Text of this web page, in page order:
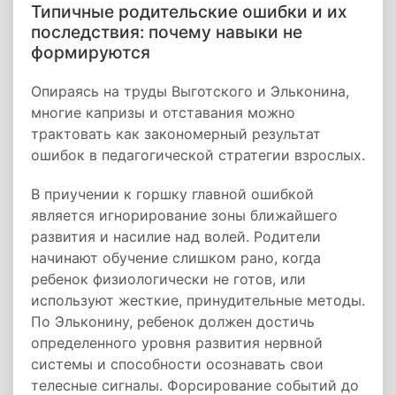
Типичные родительские ошибки и их
последствия: почему навыки не
формируются
Опираясь на труды Выготского и Эльконина,
многие капризы и отставания можно
трактовать как закономерный результат
ошибок в педагогической стратегии взрослых.
В приучении к горшку главной ошибкой
является игнорирование зоны ближайшего
развития и насилие над волей. Родители
начинают обучение слишком рано, когда
ребенок физиологически не готов, или
используют жесткие, принудительные методы.
По Эльконину, ребенок должен достичь
определенного уровня развития нервной
системы и способности осознавать свои
телесные сигналы. Форсирование событий до